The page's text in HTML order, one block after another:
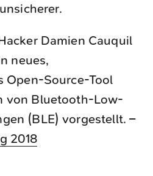
Damien Cauquil
neues,
Open-Source-Tool
von Bluetooth-Low-
(BLE) vorgestellt. –
2018